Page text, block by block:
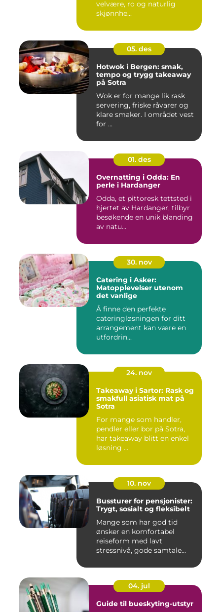
velvære, ro og naturlig
skjønnhe...
05. des
Hotwok i Bergen: smak,
tempo og trygg takeaway
på Sotra
Wok er for mange lik rask
servering, friske råvarer og
klare smaker. I området vest
for ...
01. des
Overnatting i Odda: En
perle i Hardanger
Odda, et pittoresk tettsted i
hjertet av Hardanger, tilbyr
besøkende en unik blanding
av natu...
30. nov
Catering i Asker:
Matopplevelser utenom
det vanlige
Å finne den perfekte
cateringløsningen for ditt
arrangement kan være en
utfordrin...
24. nov
Takeaway i Sartor: Rask og
smakfull asiatisk mat på
Sotra
For mange som handler,
pendler eller bor på Sotra,
har takeaway blitt en enkel
løsning ...
10. nov
Bussturer for pensjonister:
Trygt, sosialt og fleksibelt
Mange som har god tid
ønsker en komfortabel
reiseform med lavt
stressnivå, gode samtale...
04. jul
Guide til bueskyting-utstyr